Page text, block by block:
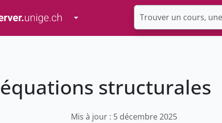
Toggle Dropdown
structurales
Mis à jour : 5 décembre 2025